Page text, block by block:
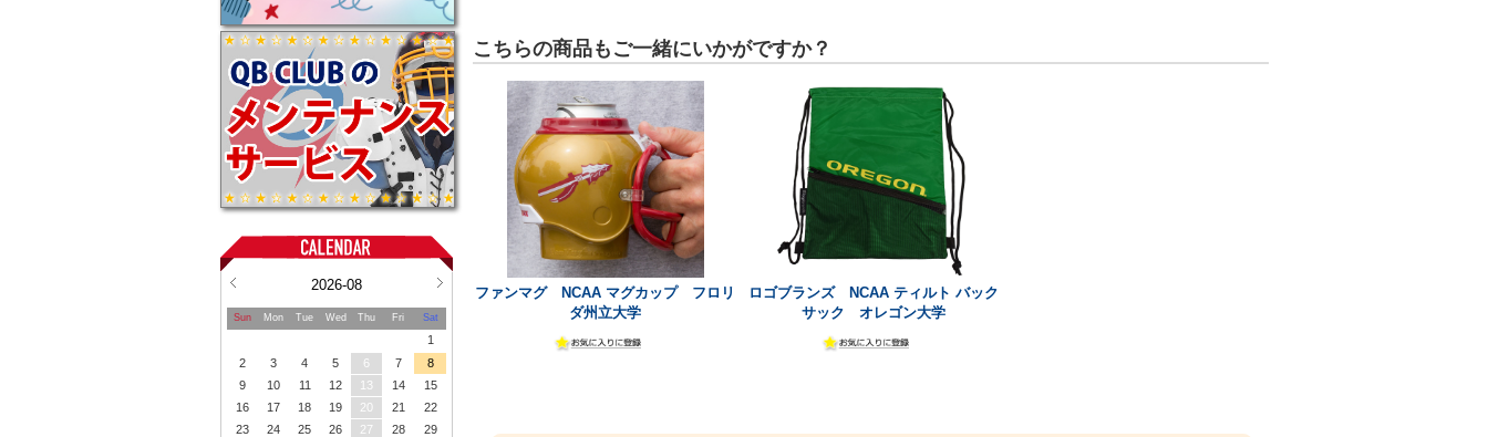
2026-08
Sun Mon Tue Wed Thu Fri Sat
1
2
3 4 5 6 7
8
9
10 11 12 13 14
15
16
17 18 19 20 21
22
23
24 25 26 27 28
29
こちらの商品もご一緒にいかがですか？
ファンマグ NCAA マグカップ フロリ
ダ州立大学
ロゴブランズ NCAA ティルト バック
サック オレゴン大学